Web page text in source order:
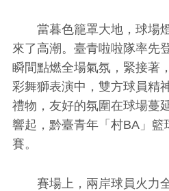
當暮色籠罩大地，球場燈
來了高潮。臺青啦啦隊率先
瞬間點燃全場氣氛，緊接著
彩舞獅表演中，雙方球員精
禮物，友好的氛圍在球場蔓
響起，黔臺青年「村BA」籃
賽。
賽場上，兩岸球員火力